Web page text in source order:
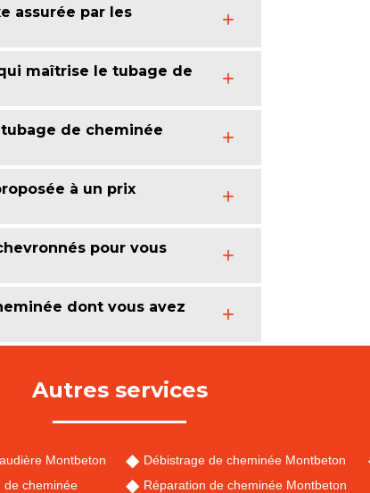
assurée par les
maîtrise le tubage de
de cheminée
à un prix
pour vous
dont vous avez
Autres services
Montbeton
de cheminée
Débistrage de cheminée Montbeton
Réparation de cheminée Montbeton